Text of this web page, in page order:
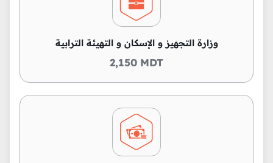
وزارة التجهيز و الإسكان و التهيئة الترابية
2,150 MDT